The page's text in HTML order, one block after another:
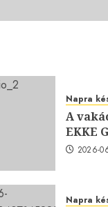
Napra
A
EKKE
2026-
Napra